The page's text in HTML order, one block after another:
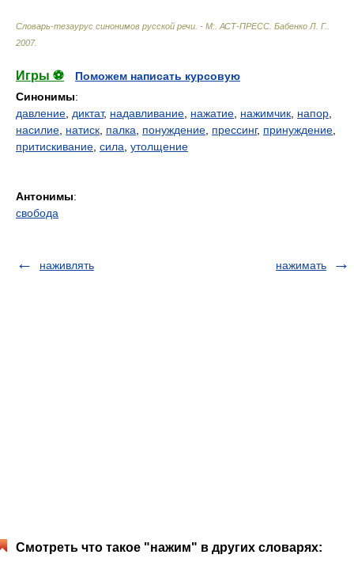
Словарь-тезаурус синонимов русской речи. - М:. АСТ-ПРЕСС Бабенко Л. Г.
2007.
Игры ⚽
Поможем написать курсовую
Синонимы:
давление диктат, надавливание нажатие нажимчик напор
насилие натиск палка понуждение прессинг, принуждение
притискивание сила утолщение
Антонимы:
свобода
наживлять нажимать
Смотреть что такое "нажим" в других словарях: